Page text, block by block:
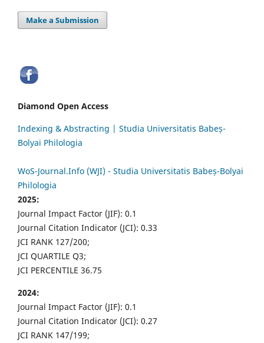
Make a Submission
Diamond Open Access
Indexing & Abstracting | Studia Universitatis Babeș-
Bolyai Philologia
WoS-Journal.Info (WJI) - Studia Universitatis Babeș-Bolyai
Philologia
2025:
Journal Impact Factor (JIF): 0.1
Journal Citation Indicator (JCI): 0.33
JCI RANK 127/200;
JCI QUARTILE Q3;
JCI PERCENTILE 36.75
2024:
Journal Impact Factor (JIF): 0.1
Journal Citation Indicator (JCI): 0.27
JCI RANK 147/199;